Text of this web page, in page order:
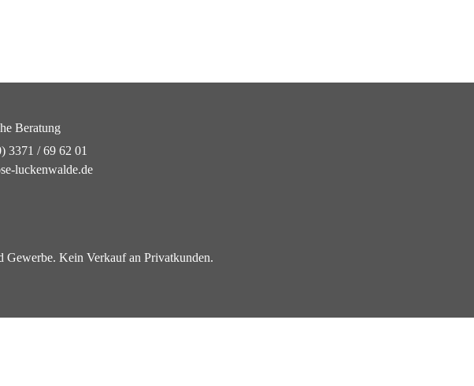
Beratung
3371 / 69 62 01
luckenwalde.de
Kein Verkauf an Privatkunden.